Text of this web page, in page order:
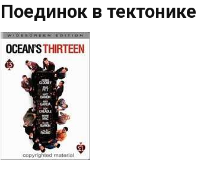
Поединок в тектонике